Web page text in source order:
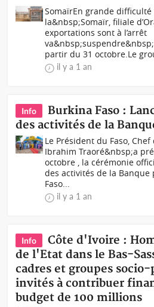
SomaïrEn grande
la&nbsp;Somaïr, filiale
exportations sont à l’arrêt
partir du 31 octobre.Le
il y a 1 an
Info
Burkina Faso :
des activités de la
Le Président du Faso, Chef
Ibrahim Traoré&nbsp;a
octobre , la cérémonie
des activités de la Banque
Faso...
il y a 1 an
Info
Côte d'Ivoire :
de l'Etat dans le Bas-
cadres et groupes
invités à contribuer
budget de 100 millions